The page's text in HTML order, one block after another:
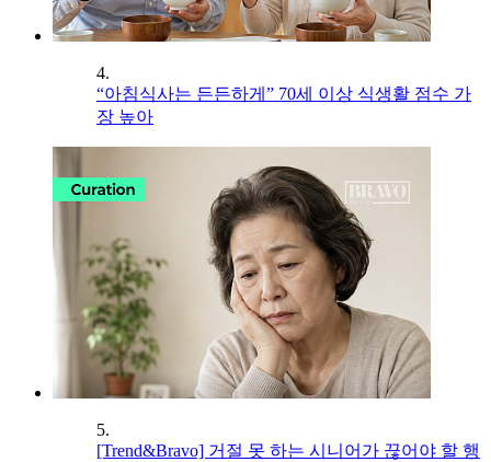
4.
“아침식사는 든든하게” 70세 이상 식생활 점수 가
장 높아
5.
[Trend&Bravo] 거절 못 하는 시니어가 끊어야 할 행